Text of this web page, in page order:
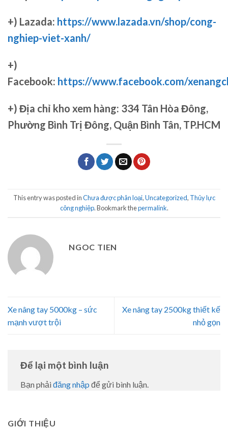
+) Lazada: https://www.lazada.vn/shop/cong-
nghiep-viet-xanh/
+)
Facebook: https://www.facebook.com/
+) Địa chỉ kho xem hàng: 334 Tân Hòa Đông,
Phường Bình Trị Đông, Quận Bình Tân, TP.HCM
This entry was posted inChưa được phân loại,Uncategorized, Thủy lực
công nghiệp. Bookmark thepermalink.
NGOC TIEN
Xe nâng tay 5000kg – sức
mạnh vượt trội
Xe nâng tay 2500kg thiết kế
nhỏ gọn
Để lại một bình luận
Bạn phải đăng nhập để gửi bình luận.
GIỚI THIỆU